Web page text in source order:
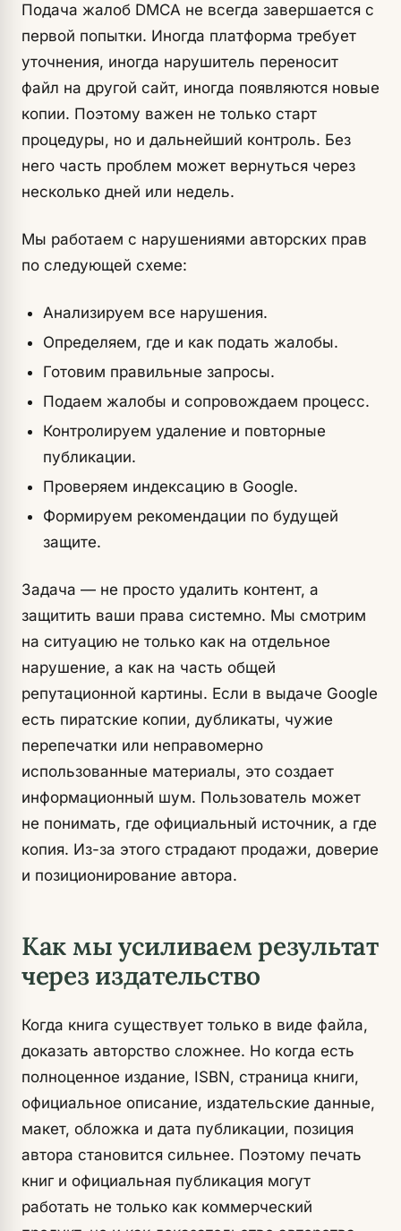
Подача жалоб DMCA не всегда завершается с
первой попытки. Иногда платформа требует
уточнения, иногда нарушитель переносит
файл на другой сайт, иногда появляются новые
копии. Поэтому важен не только старт
процедуры, но и дальнейший контроль. Без
него часть проблем может вернуться через
несколько дней или недель.
Мы работаем с нарушениями авторских прав
по следующей схеме:
Анализируем все нарушения.
Определяем, где и как подать жалобы.
Готовим правильные запросы.
Подаем жалобы и сопровождаем процесс.
Контролируем удаление и повторные
публикации.
Проверяем индексацию в Google.
Формируем рекомендации по будущей
защите.
Задача — не просто удалить контент, а
защитить ваши права системно. Мы смотрим
на ситуацию не только как на отдельное
нарушение, а как на часть общей
репутационной картины. Если в выдаче Google
есть пиратские копии, дубликаты, чужие
перепечатки или неправомерно
использованные материалы, это создает
информационный шум. Пользователь может
не понимать, где официальный источник, а где
копия. Из-за этого страдают продажи, доверие
и позиционирование автора.
Как мы усиливаем результат
через издательство
Когда книга существует только в виде файла,
доказать авторство сложнее. Но когда есть
полноценное издание, ISBN, страница книги,
официальное описание, издательские данные,
макет, обложка и дата публикации, позиция
автора становится сильнее. Поэтому печать
книг и официальная публикация могут
работать не только как коммерческий